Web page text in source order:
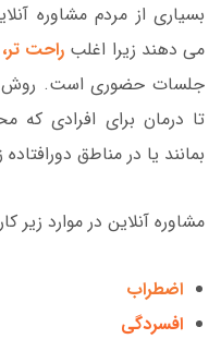
بسیاری از مردم مشاوره
می دهند زیرا اغلب راحت
جلسات حضوری است. روش
تا درمان برای افرادی که
بمانند یا در مناطق
مشاوره آنلاین در موارد زیر
اضطراب
افسردگی